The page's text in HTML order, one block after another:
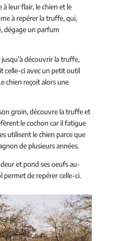
à leur flair, le chien et le
à repérer la truffe, qui,
dégage un parfum
découvrir la truffe,
celle-ci avec un petit outil
chien reçoit alors une
groin, découvre la truffe et
le cochon car il fatigue
utilisent le chien parce que
de plusieurs années.
et pond ses oeufs au-
permet de repérer celle-ci.